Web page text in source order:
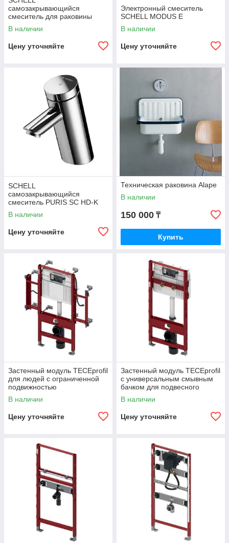
самозакрывающийся
смеситель для раковины
XERIS SC HD-M
В наличии
Цену уточняйте
Электронный смеситель
SCHELL MODUS E
В наличии
Цену уточняйте
SCHELL
самозакрывающийся
смеситель PURIS SC HD-K
В наличии
Цену уточняйте
Техническая раковина Alape
В наличии
150 000 ₸
Купить
Застенный модуль TECEprofil
для людей с ограниченной
подвижностью
В наличии
Цену уточняйте
Застенный модуль TECEprofil
с универсальным смывным
бачком для подвесного
унитаза Geberit Publica
В наличии
Цену уточняйте